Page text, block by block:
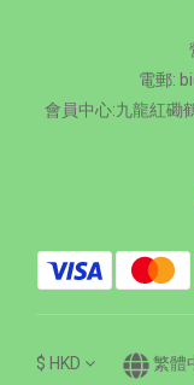
電郵:
會員中心:九龍紅磡
$ HKD 繁體